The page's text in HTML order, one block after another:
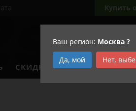
Ваш регион: Москва ?
Да, мой
Нет,
Купить
СКИДКИ АКЦИИ